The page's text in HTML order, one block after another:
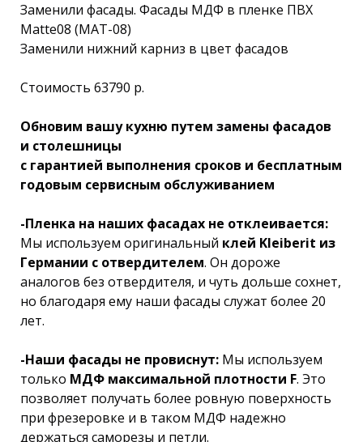
Заменили фасады. Фасады МДФ в пленке ПВХ
Matte08 (МАТ-08)
Заменили нижний карниз в цвет фасадов
Стоимость 63790 р.
Обновим вашу кухню путем замены фасадов
и столешницы
с гарантией выполнения сроков и бесплатным
годовым сервисным обслуживанием
-Пленка на наших фасадах не отклеивается:
Мы используем оригинальный клей Kleiberit из
Германии с отвердителем. Он дороже
аналогов без отвердителя, и чуть дольше сохнет,
но благодаря ему наши фасады служат более 20
лет.
-Наши фасады не провиснут: Мы используем
только МДФ максимальной плотности F. Это
позволяет получать более ровную поверхность
при фрезеровке и в таком МДФ надежно
держаться саморезы и петли.